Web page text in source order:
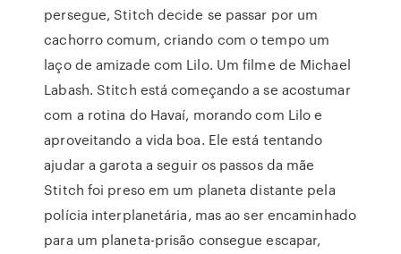
persegue, Stitch decide se passar por um
cachorro comum, criando com o tempo um
laço de amizade com Lilo. Um filme de Michael
Labash. Stitch está começando a se acostumar
com a rotina do Havaí, morando com Lilo e
aproveitando a vida boa. Ele está tentando
ajudar a garota a seguir os passos da mãe
Stitch foi preso em um planeta distante pela
polícia interplanetária, mas ao ser encaminhado
para um planeta-prisão consegue escapar,